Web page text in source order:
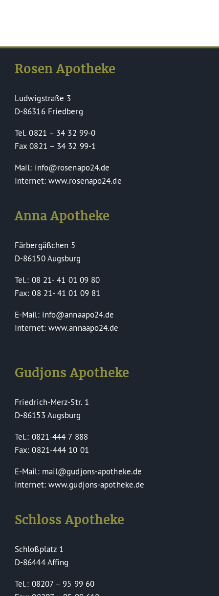
Rosen Apotheke
Ludwigstraße 3
D-86316 Friedberg
Tel. 0821 – 34 32 99-0
Fax 0821 – 34 32 99-1
Mail: info@rosenapo24.de
Internet: www.rosenapo24.de
Anna Apotheke
Färbergäßchen 5
D-86150 Augsburg
Tel.: 08 21- 41 01 09 80
Fax: 08 21- 41 01 09 81
E-Mail: info@annaapo24.de
Internet: www.annaapo24.de
Gudjons Apotheke
Friedrich-Merz-Str. 1
D-86153 Augsburg
Tel.: 0821-444 7 888
Fax: 0821-444 10 01
E-Mail: mail@gudjons-apotheke.de
Internet: www.gudjons-apotheke.de
Schloss Apotheke
Schloßplatz 1
D-86444 Affing
Tel.: 08207 – 95 99 60